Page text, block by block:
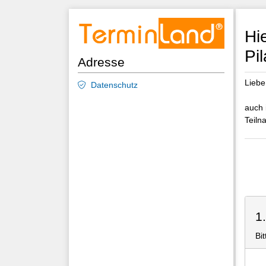
auch
Adresse
Datenschutz